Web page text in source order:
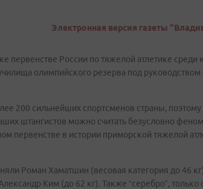
Электронная версия газеты
первенстве России по тяжелой атлетике среди
олимпийского резерва под
200 сильнейших спортсменов страны,
штангистов можно считать безусловно
первенстве в истории приморской тяжелой
Роман Хаматшин (весовая категория до 46
Ким (до 62 кг). Также “серебро”,